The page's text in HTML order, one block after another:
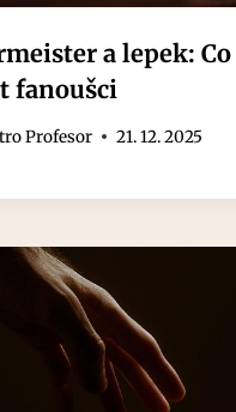
a lepek:
fanoušci
Profesor 21. 12. 2025